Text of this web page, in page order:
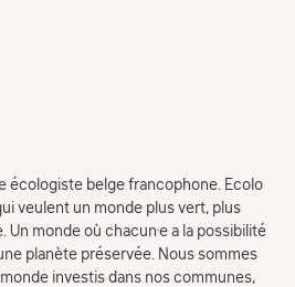
écologiste belge francophone. Ecolo
veulent un monde plus vert, plus
monde où chacun·e a la possibilité
planète préservée. Nous sommes
investis dans nos communes,